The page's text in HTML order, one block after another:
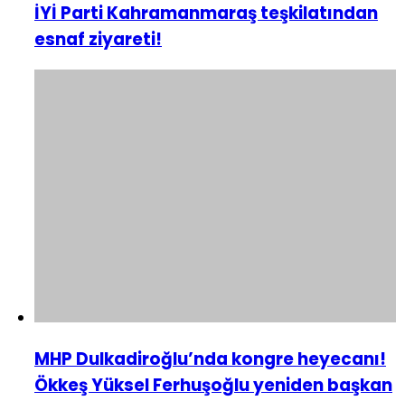
İYİ Parti Kahramanmaraş teşkilatından
esnaf ziyareti!
MHP Dulkadiroğlu’nda kongre heyecanı!
Ökkeş Yüksel Ferhuşoğlu yeniden başkan